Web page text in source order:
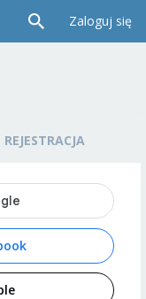
Zaloguj się
REJESTRACJA